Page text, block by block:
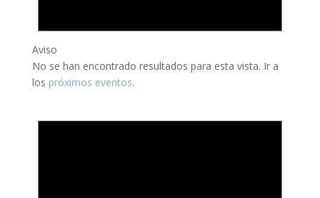
Aviso
No se han encontrado resultados para esta vista. Ir a
los próximos eventos.